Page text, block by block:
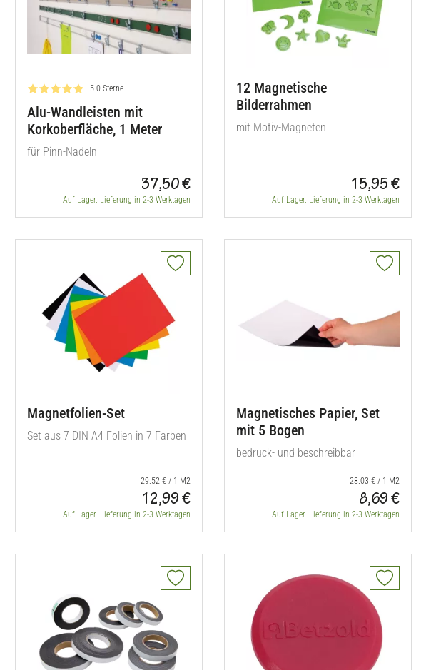
Bewertung: 5.0 von 5
5.0 Sterne
Alu-Wandleisten mit
Korkoberfläche, 1 Meter
für Pinn-Nadeln
37,50 €
Auf Lager. Lieferung in 2-3 Werktagen
12 Magnetische
Bilderrahmen
mit Motiv-Magneten
15,95 €
Auf Lager. Lieferung in 2-3 Werktagen
Magnetfolien-Set
Set aus 7 DIN A4 Folien in 7 Farben
29.52 € / 1 M2
12,99 €
Auf Lager. Lieferung in 2-3 Werktagen
Magnetisches Papier, Set
mit 5 Bogen
bedruck- und beschreibbar
28.03 € / 1 M2
8,69 €
Auf Lager. Lieferung in 2-3 Werktagen